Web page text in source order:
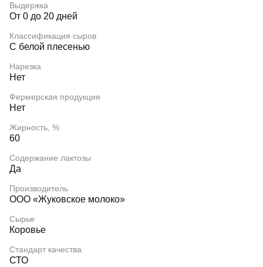
Выдержка
От 0 до 20 дней
Классификация сыров
С белой плесенью
Нарезка
Нет
Фермерская продукция
Нет
Жирность, %
60
Содержание лактозы
Да
Производитель
ООО «Жуковское молоко»
Сырье
Коровье
Стандарт качества
СТО